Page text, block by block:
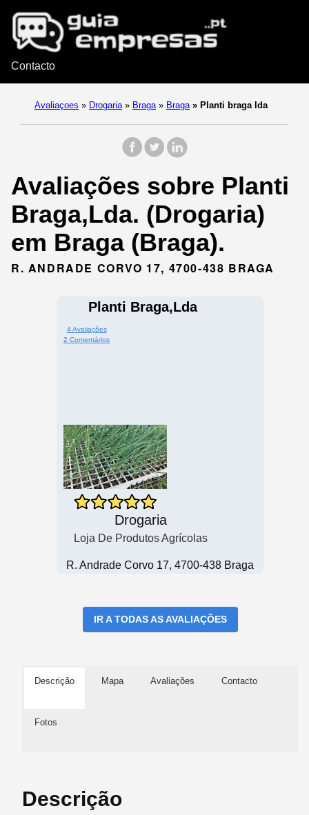
Contacto
Avaliaçoes » Drogaria » Braga » Braga » Planti braga lda
Avaliações sobre Planti
Braga,Lda. (Drogaria)
em Braga (Braga).
R. ANDRADE CORVO 17, 4700-438 BRAGA
Planti Braga,Lda
4 Avaliações
2 Comentários
Drogaria
Loja De Produtos Agrícolas
R. Andrade Corvo 17, 4700-438 Braga
IR A TODAS AS AVALIAÇÕES
Descrição Mapa Avaliações Contacto
Fotos
Descrição